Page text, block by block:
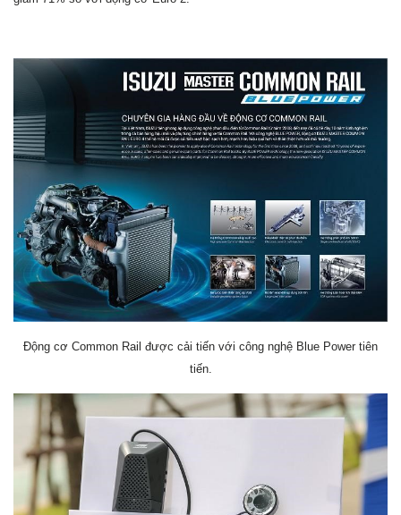
Động cơ Common Rail được cải tiến với công nghệ Blue Power tiên
tiến.